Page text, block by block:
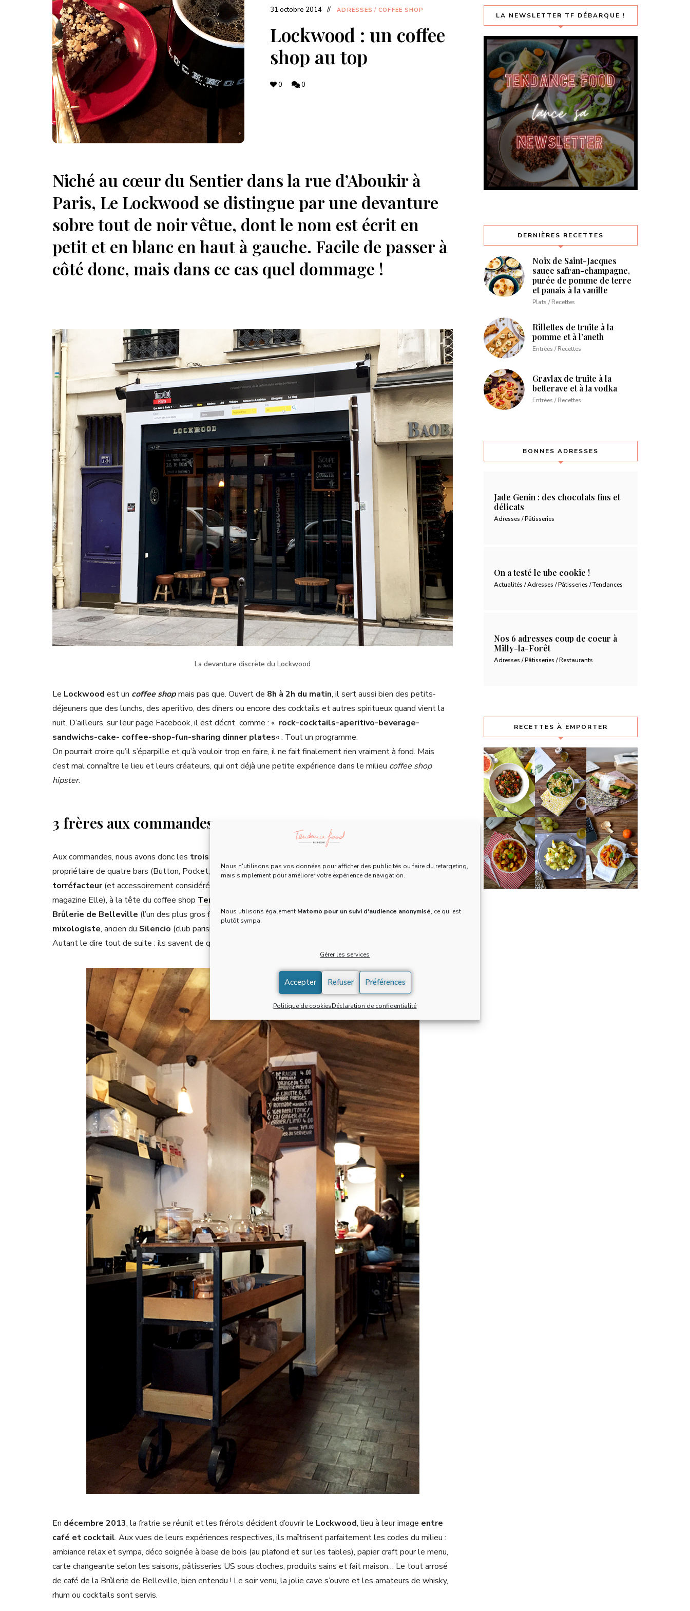
Nous n'utilisons pas vos données pour afficher des publicités ou faire du retargeting,
mais simplement pour améliorer votre expérience de navigation.
Nous utilisons également Matomo pour un suivi d'audience anonymisé, ce qui est
plutôt sympa.
Gérer les services
Accepter Refuser Préférences
Politique de cookiesDéclaration de confidentialité
originales,
dernières
actualités
food,
adresses
restaurants,
31 octobre 2014 ADRESSES / COFFEE SHOP
Lockwood : un coffee
shop au top
0 0
Niché au cœur du Sentier dans la rue d’Aboukir à
Paris, Le Lockwood se distingue par une devanture
sobre tout de noir vêtue, dont le nom est écrit en
petit et en blanc en haut à gauche. Facile de passer à
côté donc, mais dans ce cas quel dommage !
La devanture discrète du Lockwood
Le Lockwood est un coffee shopmais pas que. Ouvert de 8h à 2h du matin, il sert aussi bien des petits-
déjeuners que des lunchs, des aperitivo, des dîners ou encore des cocktails et autres spiritueux quand vient la
nuit. D’ailleurs, sur leur page Facebook, il est décrit comme : « rock-cocktails-aperitivo-beverage-
sandwichs-cake- coffee-shop-fun-sharing dinner plates« . Tout un programme.
On pourrait croire qu’il s’éparpille et qu’à vouloir trop en faire, il ne fait finalement rien vraiment à fond. Mais
c’est mal connaître le lieu et leurs créateurs, qui ont déjà une petite expérience dans le milieu coffee shop
hipster.
3 frères aux commandes
Aux commandes, nous avons donc les trois frères Lehoux
propriétaire de quatre bars (Button, Pocket, Pocket Terrigal et Stitch Bar), Thomas le Barista –
torréfacteur(et accessoirement considéré comme l’un des hommes les mieux habillés de la planète selon le
magazine Elle), à la tête du coffee shop Ten Belles
Brûlerie de Belleville (l’un des plus gros fournisseurs descoffee shopparisiens), puisOlivier le
mixologiste, ancien du Silencio (club parisien dessiné par David Lynch).
Autant le dire tout de suite : ils savent de quoi ils causent.
En décembre 2013, la fratrie se réunit et les frérots décident d’ouvrir le Lockwood, lieu à leur image entre
café et cocktail. Aux vues de leurs expériences respectives, ils maîtrisent parfaitement les codes du milieu :
ambiance relax et sympa, déco soignée à base de bois (au plafond et sur les tables), papier craft pour le menu,
carte changeante selon les saisons, pâtisseries US sous cloches, produits sains et fait maison… Le tout arrosé
de café de la Brûlerie de Belleville, bien entendu ! Le soir venu, la jolie cave s’ouvre et les amateurs de whisky,
rhum ou cocktails sont servis.
LA NEWSLETTER TF DÉBARQUE !
DERNIÈRES RECETTES
Noix de Saint-Jacques
sauce safran-champagne,
purée de pomme de terre
et panais à la vanille
Plats / Recettes
Rillettes de truite à la
pomme et à l’aneth
Entrées / Recettes
Gravlax de truite à la
betterave et à la vodka
Entrées / Recettes
BONNES ADRESSES
Jade Genin : des chocolats fins et
délicats
Adresses / Pâtisseries
On a testé le ube cookie !
Actualités / Adresses / Pâtisseries / Tendances
Nos 6 adresses coup de coeur à
Milly-la-Forêt
Adresses / Pâtisseries / Restaurants
RECETTES À EMPORTER